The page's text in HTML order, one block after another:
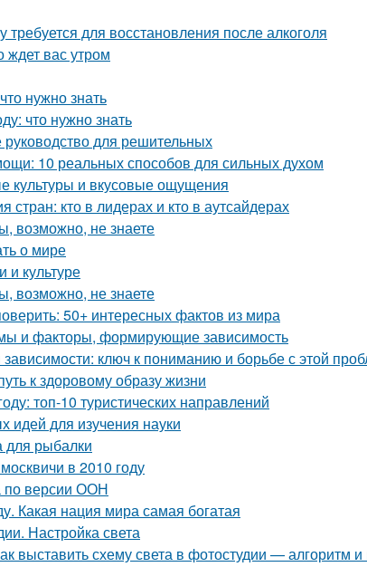
для восстановления после алкоголя
ждет вас утром
нужно знать
что нужно знать
руководство для решительных
10 реальных способов для сильных духом
культуры и вкусовые ощущения
кто в лидерах и кто в аутсайдерах
возможно, не знаете
о мире
и культуре
возможно, не знаете
50+ интересных фактов из мира
и факторы, формирующие зависимость
ключ к пониманию и борьбе с этой
к здоровому образу жизни
топ-10 туристических направлений
для изучения науки
рыбалки
в 2010 году
по версии ООН
Какая нация мира самая богатая
Настройка света
выставить схему света в фотостудии — алгоритм и